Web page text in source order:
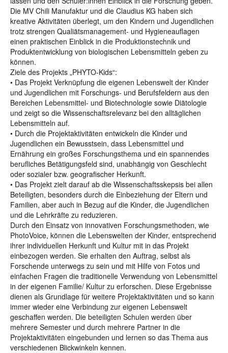
Die MV Chili Manufaktur und die Claudius KG haben sich
kreative Aktivitäten überlegt, um den Kindern und Jugendlichen
trotz strengen Qualiätsmanagement- und Hygieneauflagen
einen praktischen Einblick in die Produktionstechnik und
Produktentwicklung von biologischen Lebensmitteln geben zu
können.
Ziele des Projekts „PHYTO-Kids“:
• Das Projekt Verknüpfung die eigenen Lebenswelt der Kinder
und Jugendlichen mit Forschungs- und Berufsfeldern aus den
Bereichen Lebensmittel- und Biotechnologie sowie Diätologie
und zeigt so die Wissenschaftsrelevanz bei den alltäglichen
Lebensmitteln auf.
• Durch die Projektaktivitäten entwickeln die Kinder und
Jugendlichen ein Bewusstsein, dass Lebensmittel und
Ernährung ein großes Forschungsthema und ein spannendes
berufliches Betätigungsfeld sind, unabhängig von Geschlecht
oder sozialer bzw. geografischer Herkunft.
• Das Projekt zielt darauf ab die Wissenschaftsskepsis bei allen
Beteiligten, besonders durch die Einbeziehung der Eltern und
Familien, aber auch in Bezug auf die Kinder, die Jugendlichen
und die Lehrkräfte zu reduzieren.
Durch den Einsatz von innovativen Forschungsmethoden, wie
PhotoVoice, können die Lebenswelten der Kinder, entsprechend
ihrer individuellen Herkunft und Kultur mit in das Projekt
einbezogen werden. Sie erhalten den Auftrag, selbst als
Forschende unterwegs zu sein und mit Hilfe von Fotos und
einfachen Fragen die traditionelle Verwendung von Lebensmittel
in der eigenen Familie/ Kultur zu erforschen. Diese Ergebnisse
dienen als Grundlage für weitere Projektaktivitäten und so kann
immer wieder eine Verbindung zur eigenen Lebenswelt
geschaffen werden. Die beteiligten Schulen werden über
mehrere Semester und durch mehrere Partner in die
Projektaktivitäten eingebunden und lernen so das Thema aus
verschiedenen Blickwinkeln kennen.